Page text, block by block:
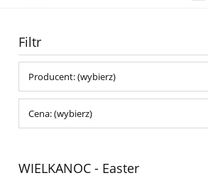
Filtr
Producent: (wybierz)
Cena: (wybierz)
WIELKANOC - Easter